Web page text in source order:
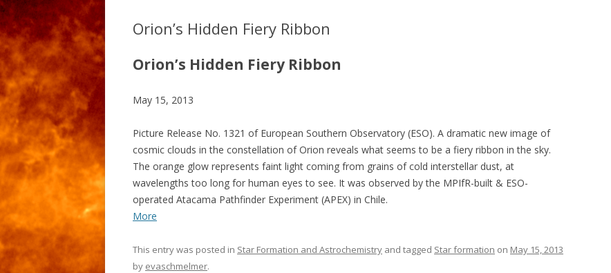
Orion’s Hidden Fiery Ribbon
Orion’s Hidden Fiery Ribbon
May 15, 2013
Picture Release No. 1321 of European Southern Observatory (ESO). A dramatic new image of
cosmic clouds in the constellation of Orion reveals what seems to be a fiery ribbon in the sky.
The orange glow represents faint light coming from grains of cold interstellar dust, at
wavelengths too long for human eyes to see. It was observed by the MPIfR-built & ESO-
operated Atacama Pathfinder Experiment (APEX) in Chile.
More
This entry was posted in Star Formation and Astrochemistry and tagged Star formation on May 15, 2013
by evaschmelmer.